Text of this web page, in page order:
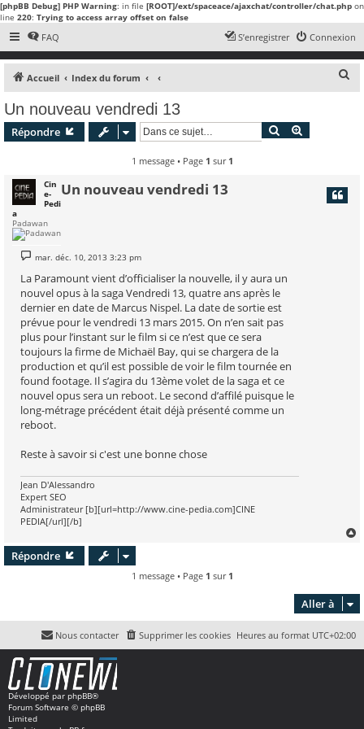
[phpBB Debug] PHP Warning: in file [ROOT]/ext/spaceace/ajaxchat/controller/chat.php on
line 220: Trying to access array offset on false
FAQ Connexion
S’enregistrer
Accueil Index du forum
Un nouveau vendredi 13
Répondre Rechercher
1 message • Page 1 sur 1
Cin
e-
Pedi
a
Padawan
Un nouveau vendredi 13
M
e
s
s
a
e
mar. déc. 10, 2013 3:23 pm
La Paramount vient d’officialiser la nouvelle, il y aura un
nouvel opus à la saga Vendredi 13, quatre ans après le
dernier en date de Marcus Nispel. La date de sortie est
prévue pour le vendredi 13 mars 2015. On n’en sait pas
plus pour l’instant sur le film si ce n’est que ce sera
toujours la firme de Michaël Bay, qui se chargera de la
production et qu’il est possible de voir le film tournée en
found footage. Il s’agira du 13ème volet de la saga et ce
nouvel opus sera un reboot. Le second d’affilé puisque le
long-métrage précédent était déjà présenté comme un
reboot.
Reste à savoir si c'est une bonne chose
Jean D'Alessandro
Expert SEO
Administrateur [b][url=http://www.cine-pedia.com]CINE
PEDIA[/url][/b]
Répondre
1 message • Page 1 sur 1
Aller à
Heures au format UTC+02:00
Supprimer les cookies
Nous contacter
Développé par phpBB®
Forum Software © phpBB
Limited